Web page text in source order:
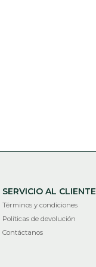
SERVICIO AL CLIENTE
Términos y condiciones
Políticas de devolución
Contáctanos